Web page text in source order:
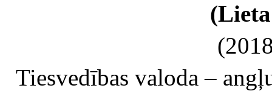
Tiesvedības valoda –